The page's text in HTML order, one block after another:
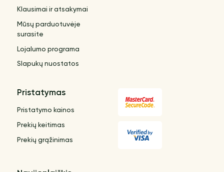
Klausimai ir atsakymai
Mūsų parduotuvėje
surasite
Lojalumo programa
Slapukų nuostatos
Pristatymas
Pristatymo kainos
Prekių keitimas
Prekių grąžinimas